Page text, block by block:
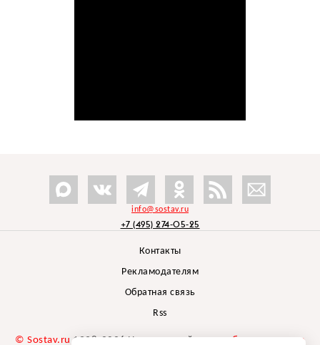
info@sostav.ru
+7 (495) 274-05-25
Контакты
Рекламодателям
Обратная связь
Rss
© Sostav.ru 1998-2026 Независимый проектбрендингового